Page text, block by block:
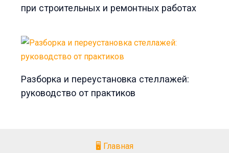
при строительных и ремонтных работах
Разборка и переустановка стеллажей:
руководство от практиков
🖥️ Главная